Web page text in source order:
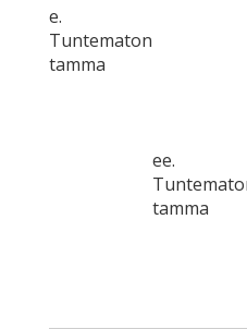
e.
Tuntematon
tamma
ee.
tamma